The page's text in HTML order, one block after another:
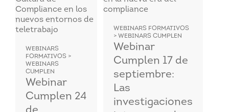
WEBINARS
FORMATIVOS >
WEBINARS
CUMPLEN
Webinar
Cumplen 24
WEBINARS FORMATIVOS
> WEBINARS CUMPLEN
Webinar
Cumplen 17 de
septiembre:
Las
investigaciones